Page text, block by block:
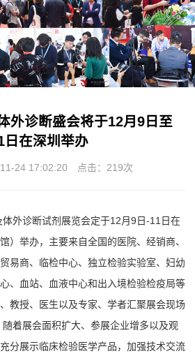
外诊断盛会将于12月9日至
日在深圳举办
24 17:02:20 点击： 219次
外诊断试剂展览会定于12月9日-11日在
）举办，主要来自全国的医院、经销商、
易商、临检中心、独立检验实验室、妇幼
、血站、血液中心和出入境检验检疫局等
教授、医生以及专家、学者汇聚展会现场
着展会面积扩大、参展企业增多以及观
分展示临床检验医学产品，加强技术交流